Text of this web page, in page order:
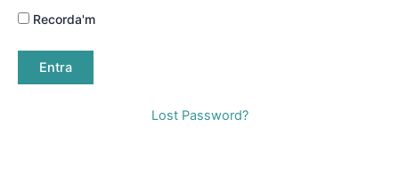
Recorda'm
Lost Password?